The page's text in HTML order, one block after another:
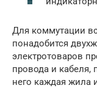
Для коммутации
понадобится
электротоваров
провода и кабеля,
него каждая жила